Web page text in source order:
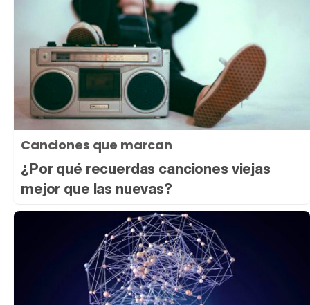
Canciones que marcan
¿Por qué recuerdas canciones viejas
mejor que las nuevas?